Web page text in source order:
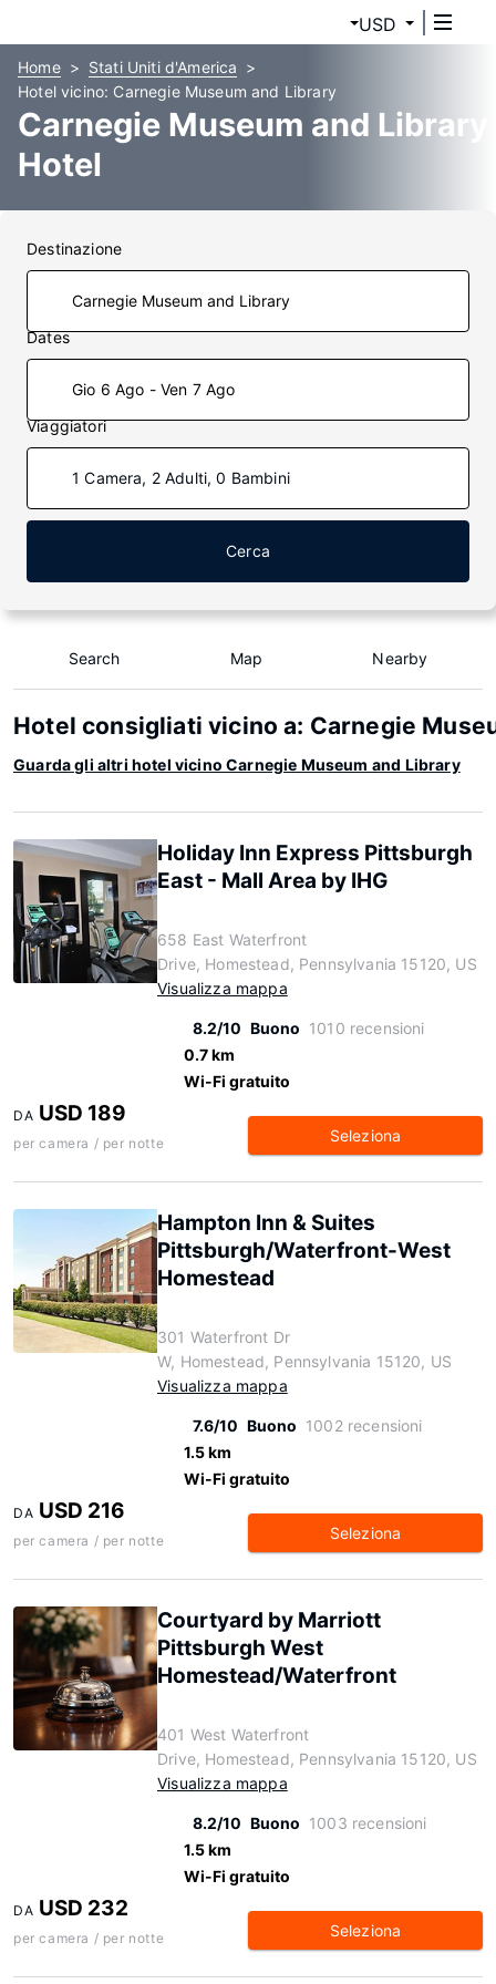
USD
Home
Stati Uniti d'America
Hotel vicino: Carnegie Museum and Library
Carnegie Museum and Library
Hotel
Destinazione
Dates
Gio 6 Ago - Ven 7 Ago
Viaggiatori
1 Camera, 2 Adulti, 0 Bambini
Cerca
Search Map Nearby
Hotel consigliati vicino a: Carnegie
Guarda gli altri hotel vicino Carnegie Museum and Library
Holiday Inn Express Pittsburgh
East - Mall Area by IHG
658 East Waterfront
Drive, Homestead, Pennsylvania 15120, US
Visualizza mappa
8.2/10 Buono 1010 recensioni
0.7 km
Wi-Fi gratuito
DA USD 189
per camera / per notte Seleziona
Hampton Inn & Suites
Pittsburgh/Waterfront-West
Homestead
301 Waterfront Dr
W, Homestead, Pennsylvania 15120, US
Visualizza mappa
7.6/10 Buono 1002 recensioni
1.5 km
Wi-Fi gratuito
DA USD 216
per camera / per notte Seleziona
Courtyard by Marriott
Pittsburgh West
Homestead/Waterfront
401 West Waterfront
Drive, Homestead, Pennsylvania 15120, US
Visualizza mappa
8.2/10 Buono 1003 recensioni
1.5 km
Wi-Fi gratuito
DA USD 232
per camera / per notte Seleziona